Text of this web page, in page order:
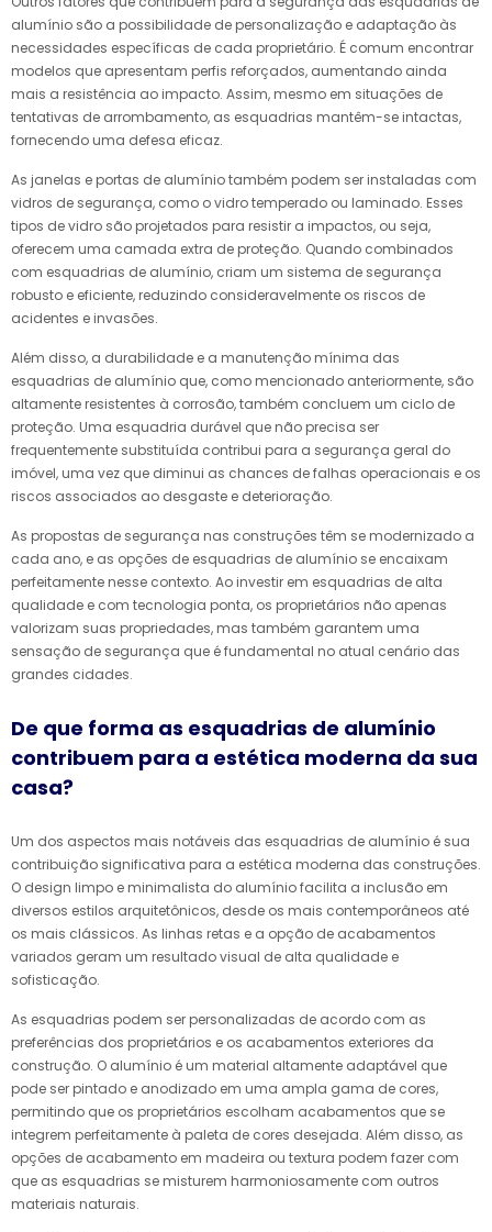
alumínio são a possibilidade de personalização e adaptação às
necessidades específicas de cada proprietário. É comum encontrar
modelos que apresentam perfis reforçados, aumentando ainda
mais a resistência ao impacto. Assim, mesmo em situações de
tentativas de arrombamento, as esquadrias mantêm-se intactas,
fornecendo uma defesa eficaz.
As janelas e portas de alumínio também podem ser instaladas com
vidros de segurança, como o vidro temperado ou laminado. Esses
tipos de vidro são projetados para resistir a impactos, ou seja,
oferecem uma camada extra de proteção. Quando combinados
com esquadrias de alumínio, criam um sistema de segurança
robusto e eficiente, reduzindo consideravelmente os riscos de
acidentes e invasões.
Além disso, a durabilidade e a manutenção mínima das
esquadrias de alumínio que, como mencionado anteriormente, são
altamente resistentes à corrosão, também concluem um ciclo de
proteção. Uma esquadria durável que não precisa ser
frequentemente substituída contribui para a segurança geral do
imóvel, uma vez que diminui as chances de falhas operacionais e os
riscos associados ao desgaste e deterioração.
As propostas de segurança nas construções têm se modernizado a
cada ano, e as opções de esquadrias de alumínio se encaixam
perfeitamente nesse contexto. Ao investir em esquadrias de alta
qualidade e com tecnologia ponta, os proprietários não apenas
valorizam suas propriedades, mas também garantem uma
sensação de segurança que é fundamental no atual cenário das
grandes cidades.
De que forma as esquadrias de alumínio
contribuem para a estética moderna da sua
casa?
Um dos aspectos mais notáveis das esquadrias de alumínio é sua
contribuição significativa para a estética moderna das construções.
O design limpo e minimalista do alumínio facilita a inclusão em
diversos estilos arquitetônicos, desde os mais contemporâneos até
os mais clássicos. As linhas retas e a opção de acabamentos
variados geram um resultado visual de alta qualidade e
sofisticação.
As esquadrias podem ser personalizadas de acordo com as
preferências dos proprietários e os acabamentos exteriores da
construção. O alumínio é um material altamente adaptável que
pode ser pintado e anodizado em uma ampla gama de cores,
permitindo que os proprietários escolham acabamentos que se
integrem perfeitamente à paleta de cores desejada. Além disso, as
opções de acabamento em madeira ou textura podem fazer com
que as esquadrias se misturem harmoniosamente com outros
materiais naturais.